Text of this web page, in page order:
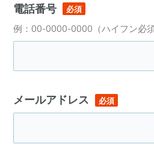
電話番号 必須
例：00-0000-0000（ハイフン必須
メールアドレス 必須